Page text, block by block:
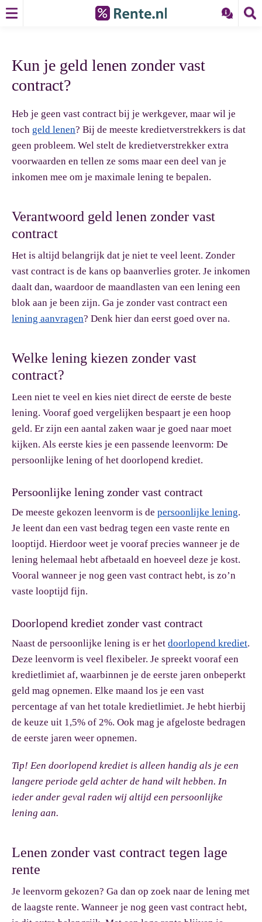
Kun je geld lenen zonder vast
contract?
Heb je geen vast contract bij je werkgever, maar wil je
toch geld lenen? Bij de meeste kredietverstrekkers is dat
geen probleem. Wel stelt de kredietverstrekker extra
voorwaarden en tellen ze soms maar een deel van je
inkomen mee om je maximale lening te bepalen.
Verantwoord geld lenen zonder vast
contract
Het is altijd belangrijk dat je niet te veel leent. Zonder
vast contract is de kans op baanverlies groter. Je inkomen
daalt dan, waardoor de maandlasten van een lening een
blok aan je been zijn. Ga je zonder vast contract een
lening aanvragen? Denk hier dan eerst goed over na.
Welke lening kiezen zonder vast
contract?
Leen niet te veel en kies niet direct de eerste de beste
lening. Vooraf goed vergelijken bespaart je een hoop
geld. Er zijn een aantal zaken waar je goed naar moet
kijken. Als eerste kies je een passende leenvorm: De
persoonlijke lening of het doorlopend krediet.
Persoonlijke lening zonder vast contract
De meeste gekozen leenvorm is de persoonlijke lening.
Je leent dan een vast bedrag tegen een vaste rente en
looptijd. Hierdoor weet je vooraf precies wanneer je de
lening helemaal hebt afbetaald en hoeveel deze je kost.
Vooral wanneer je nog geen vast contract hebt, is zo’n
vaste looptijd fijn.
Doorlopend krediet zonder vast contract
Naast de persoonlijke lening is er het doorlopend krediet.
Deze leenvorm is veel flexibeler. Je spreekt vooraf een
kredietlimiet af, waarbinnen je de eerste jaren onbeperkt
geld mag opnemen. Elke maand los je een vast
percentage af van het totale kredietlimiet. Je hebt hierbij
de keuze uit 1,5% of 2%. Ook mag je afgeloste bedragen
de eerste jaren weer opnemen.
Tip! Een doorlopend krediet is alleen handig als je een
langere periode geld achter de hand wilt hebben. In
ieder ander geval raden wij altijd een persoonlijke
lening aan.
Lenen zonder vast contract tegen lage
rente
Je leenvorm gekozen? Ga dan op zoek naar de lening met
de laagste rente. Wanneer je nog geen vast contract hebt,